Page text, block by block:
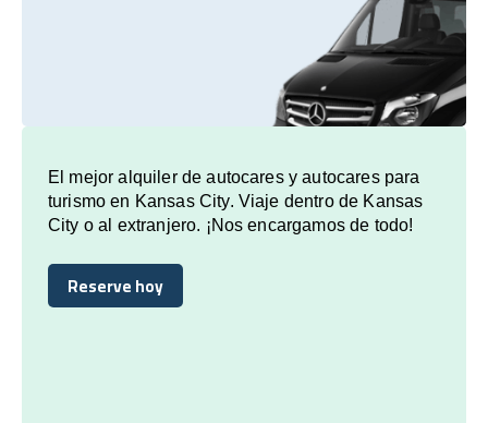
El mejor alquiler de autocares y autocares para
turismo en Kansas City. Viaje dentro de Kansas
City o al extranjero. ¡Nos encargamos de todo!
Reserve hoy
Reserve hoy